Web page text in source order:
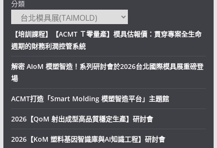
分類
【培訓課程】【ACMT Ｔ零量產】模具估報價：貫穿專案全生命
週期的財務利潤控管系統
解密 AIoM 模塑智造！系列研討會於2026台北國際模具展重磅登
場
ACMT打造「Smart Molding 模塑智造平台」主題館
2026【QoM 射出成型高品質穩定生產】研討會
2026【KoM 塑料基因智識庫與AI知識工程】研討會